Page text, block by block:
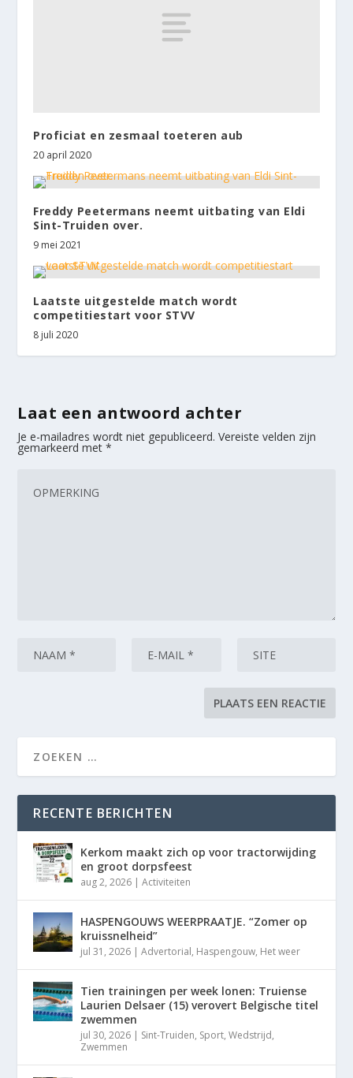
Proficiat en zesmaal toeteren aub
20 april 2020
Freddy Peetermans neemt uitbating van Eldi
Sint-Truiden over.
9 mei 2021
Laatste uitgestelde match wordt
competitiestart voor STVV
8 juli 2020
Laat een antwoord achter
Je e-mailadres wordt niet gepubliceerd. Vereiste velden zijn
gemarkeerd met*
RECENTE BERICHTEN
Kerkom maakt zich op voor tractorwijding
en groot dorpsfeest
aug 2, 2026 |Activiteiten
HASPENGOUWS WEERPRAATJE. “Zomer op
kruissnelheid”
jul 31, 2026 |Advertorial, Haspengouw, Het weer
Tien trainingen per week lonen: Truiense
Laurien Delsaer (15) verovert Belgische titel
zwemmen
jul 30, 2026 Sint-Truiden, Sport,Wedstrijd,
Zwemmen